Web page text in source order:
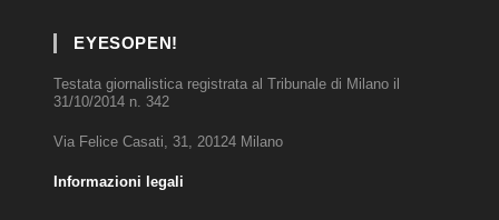
EYESOPEN!
Testata giornalistica registrata al Tribunale di Milano il
31/10/2014 n. 342
Via Felice Casati, 31, 20124 Milano
Informazioni legali